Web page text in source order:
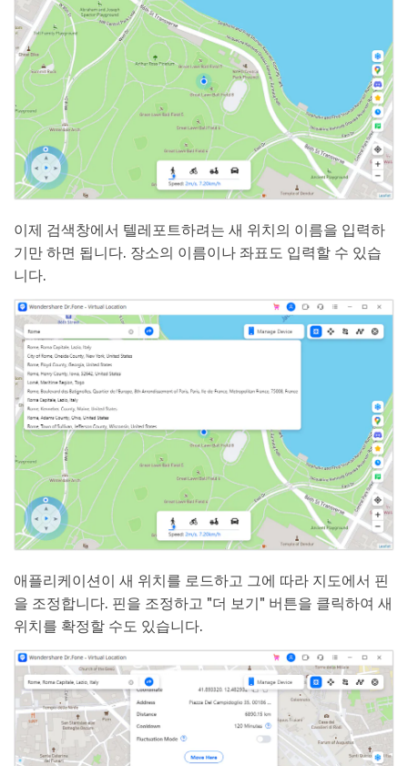
이제 검색창에서 텔레포트하려는 새 위치의 이름을 입력하
기만 하면 됩니다. 장소의 이름이나 좌표도 입력할 수 있습
니다.
애플리케이션이 새 위치를 로드하고 그에 따라 지도에서 핀
을 조정합니다. 핀을 조정하고 "더 보기" 버튼을 클릭하여 새
위치를 확정할 수도 있습니다.